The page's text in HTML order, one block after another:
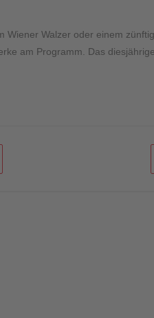
Wiener Walzer oder einem
am Programm. Das